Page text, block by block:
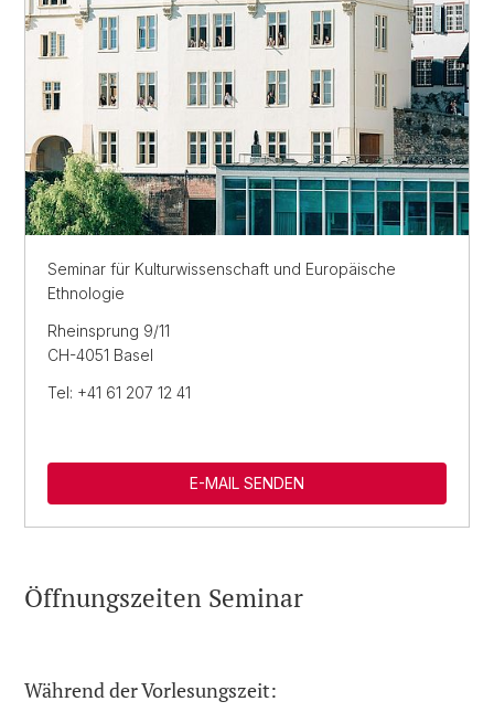
Seminar für Kulturwissenschaft und Europäische
Ethnologie
Rheinsprung 9/11
CH-4051 Basel
Tel: +41 61 207 12 41
E-MAIL SENDEN
Öffnungszeiten Seminar
Während der Vorlesungszeit: